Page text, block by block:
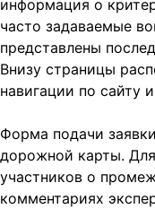
информация о
часто задаваемые
представлены
Внизу страницы
навигации по сайту
Форма подачи
дорожной карты.
участников о
комментариях